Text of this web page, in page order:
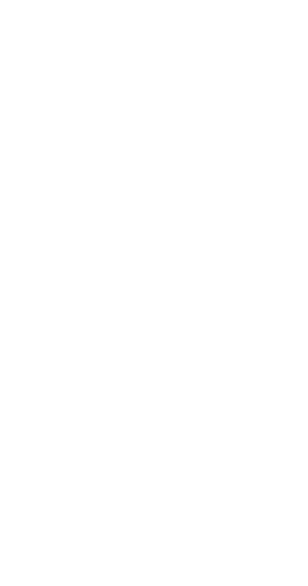
erzählen sie über all das, was sie auf
Early Morning Dive oder
mit an Bord!